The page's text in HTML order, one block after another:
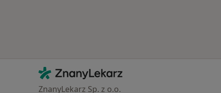
Kontakt
ZnanyLekarz - Strona główna
ZnanyLekarz Sp. z o.o.